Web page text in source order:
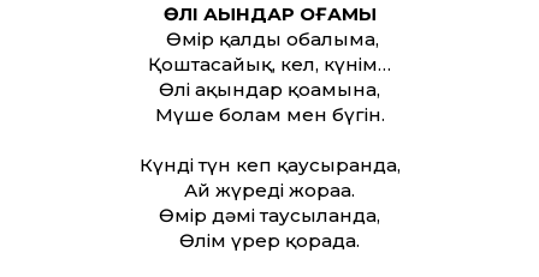
ӨЛІ АҚЫНДАР ҚОҒАМЫ
Өмір қалды обалыма,
Қоштасайық, кел, күнім…
Өлі ақындар қоғамына,
Мүше болам мен бүгін.
Күнді түн кеп қаусырғанда,
Ай жүреді жораға.
Өмір дәмі таусылғанда,
Өлім үрер қорада.